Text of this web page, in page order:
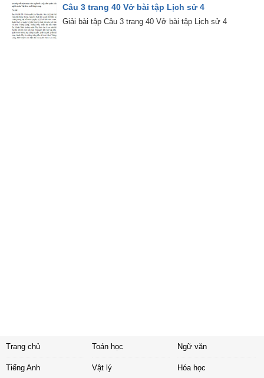
Câu 3 trang 40 Vở bài tập Lịch sử 4
Giải bài tập Câu 3 trang 40 Vở bài tập Lịch sử 4
Trang chủ Toán học Ngữ văn
Tiếng Anh Vật lý Hóa học